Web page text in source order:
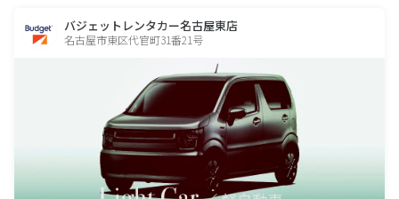
バジェットレンタカー名古屋東店
名古屋市東区代官町31番21号